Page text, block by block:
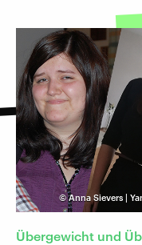
©Anna Sievers |
Übergewicht und